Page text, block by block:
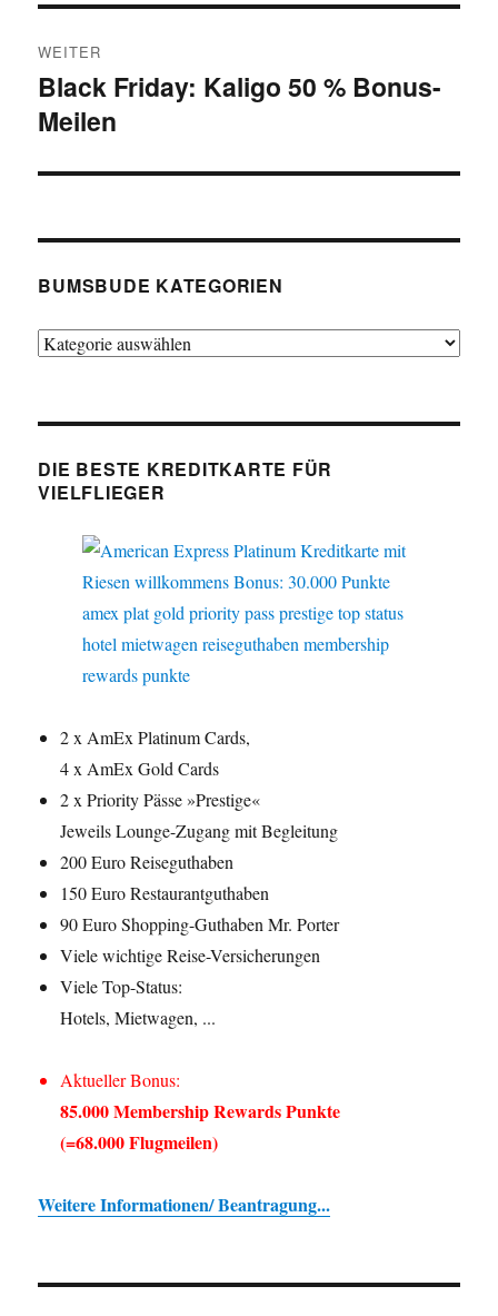
WEITER
Nächster
Beitrag:
Black Friday: Kaligo 50 % Bonus-
Meilen
BUMSBUDE KATEGORIEN
Bumsbude
DIE BESTE KREDITKARTE FÜR
VIELFLIEGER
2 x AmEx Platinum Cards,
4 x AmEx Gold Cards
2 x Priority Pässe »Prestige«
Jeweils Lounge-Zugang mit Begleitung
200 Euro Reiseguthaben
150 Euro Restaurantguthaben
90 Euro Shopping-Guthaben Mr. Porter
Viele wichtige Reise-Versicherungen
Viele Top-Status:
Hotels, Mietwagen, ...
Aktueller Bonus:
85.000 Membership Rewards Punkte
(=68.000 Flugmeilen)
Weitere Informationen/ Beantragung...